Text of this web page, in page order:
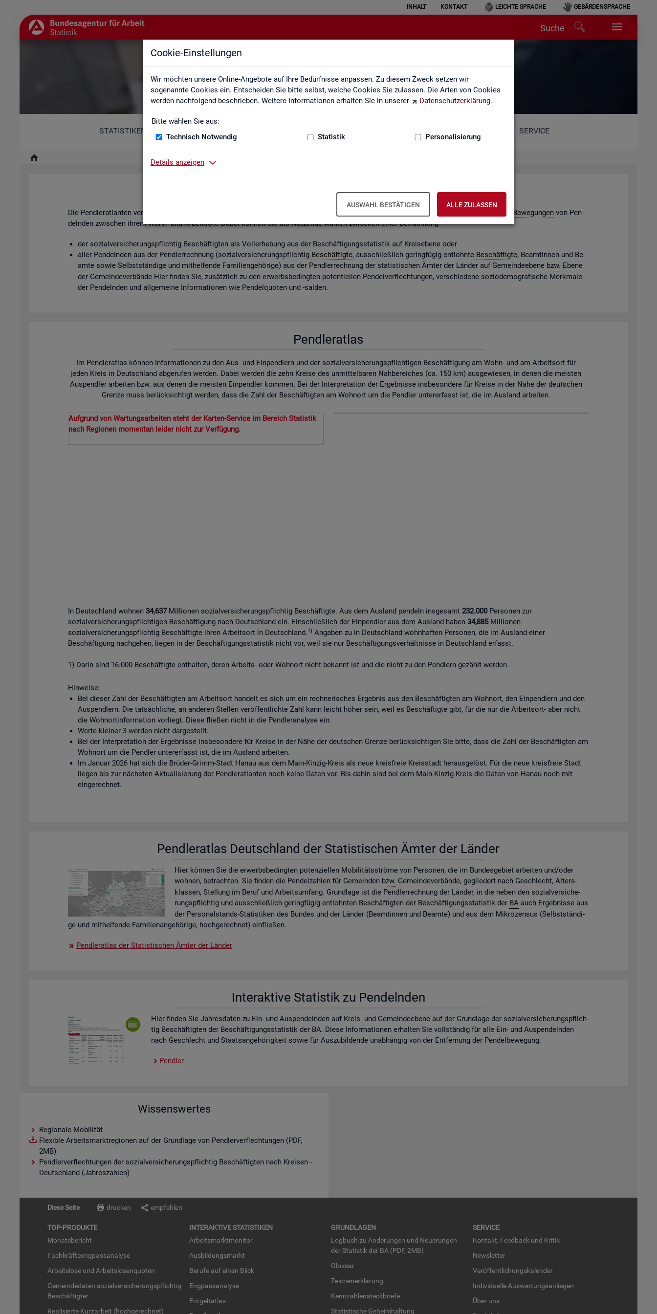
Cookie-Einstellungen
Wir möchten unsere Online-Angebote auf Ihre Bedürfnisse anpassen. Zu diesem Zweck setzen wir
sogenannte Cookies ein. Entscheiden Sie bitte selbst, welche Cookies Sie zulassen. Die Arten von Cookies
werden nachfolgend beschrieben. Weitere Informationen erhalten Sie in unserer
Datenschutzerklärung.
Bitte wählen Sie aus:
Technisch Notwendig
Statistik Personalisierung
Details anzeigen
AUSWAHL BESTÄTIGEN ALLE ZULASSEN
INHALT KONTAKT LEICHTE SPRACHE GEBÄRDENSPRACHE
Suche
Pendleratlas
STATISTIKEN SERVICE
Pend­ler­at­lan­ten für Krei­se und Ge­mein­den/Ge­mein­de­ver­bän­de
Die Pend­ler­at­lan­ten ver­an­schau­li­chen mit ihren Kar­ten­dar­stel­lun­gen auf leicht nach­voll­zieh­ba­re Weise die er­werbs­be­ding­ten po­ten­ti­el­len Be­we­gun­genvon Pen­
deln­den zwi­schen ihrem Wohn- undAr­beits­ort. Dabei kön­nen Sie als Nut­zen­de wäh­len zwi­schen einer Be­trach­tung
der so­zi­al­ver­si­che­rungs­pflich­tig Be­schäf­tig­ten als Vol­l­er­he­bung aus der Be­schäf­ti­gungs­sta­tis­tik auf Kreis­ebe­ne oder
aller Pen­deln­den aus der Pend­ler­rech­nung (so­zi­al­ver­si­che­rungs­pflich­tig Be­schäf­tig­te, aus­schlie­ß­lich ge­ring­fü­gig ent­lohn­te Be­schäf­tig­te, Be­am­tin­nen und Be­
am­te sowie Selbst­stän­di­ge und mit­hel­fen­de Fa­mi­li­en­ge­hö­ri­ge) aus der Pend­ler­rech­nung der sta­tis­ti­schen Ämter der Län­der auf Ge­mein­de­ebe­ne bzw. Ebene
der Ge­mein­de­ver­bän­de Hier fin­den Sie, zu­sätz­lich zu den er­werbs­be­ding­ten po­ten­ti­el­len Pen­del­ver­flech­tun­gen, ver­schie­de­ne so­zio­de­mo­gra­fi­sche Merk­ma­le
der Pen­deln­den und all­ge­mei­ne In­for­ma­tio­nen wie Pen­del­quo­ten und -sal­den.
Pendleratlas
Im Pendleratlas können Informationen zu den Aus- und Einpendlern und der sozialversicherungspflichtigen Beschäftigung am Wohn- und am Arbeitsort für
jeden Kreis in Deutschland abgerufen werden. Dabei werden die zehn Kreise des unmittelbaren Nahbereiches (ca. 150 km) ausgewiesen, in denen die meisten
Auspendler arbeiten bzw. aus denen die meisten Einpendler kommen. Bei der Interpretation der Ergebnisse insbesondere für Kreise in der Nähe der deutschen
Grenze muss berücksichtigt werden, dass die Zahl der Beschäftigten am Wohnort um die Pendler untererfasst ist, die im Ausland arbeiten.
Aufgrund von Wartungsarbeiten steht der Karten-Service im Bereich Statistik
nach Regionen momentan leider nicht zur Verfügung.
In Deutschland wohnen 34,637Millionen sozialversicherungspflichtig Beschäftigte. Aus dem Ausland pendeln insgesamt 232.000Personen zur
sozialversicherungspflichtigen Beschäftigung nach Deutschland ein. Einschließlich der Einpendler aus dem Ausland haben 34,885Millionen
sozialversicherungspflichtig Beschäftigte ihren Arbeitsort in Deutschland.1) Angaben zu in Deutschland wohnhaften Personen, die im Ausland einer
Beschäftigung nachgehen, liegen in der Beschäftigungsstatistik nicht vor, weil sie nur Beschäftigungsverhältnisse in Deutschland erfasst.
1) Darin sind 16.000 Beschäftigte enthalten, deren Arbeits- oder Wohnort nicht bekannt ist und die nicht zu den Pendlern gezählt werden.
Hinweise:
Bei dieser Zahl der Beschäftigten am Arbeitsort handelt es sich um ein rechnerisches Ergebnis aus den Beschäftigten am Wohnort, den Einpendlern und den
Auspendlern. Die tatsächliche, an anderen Stellen veröffentlichte Zahl kann leicht höher sein, weil es Beschäftigte gibt, für die nur die Arbeitsort- aber nicht
die Wohnortinformation vorliegt. Diese fließen nicht in die Pendleranalyse ein.
Werte kleiner 3 werden nicht dargestellt.
Bei der Interpretation der Ergebnisse insbesondere für Kreise in der Nähe der deutschen Grenze berücksichtigen Sie bitte, dass die Zahl der Beschäftigten am
Wohnort um die Pendler untererfasst ist, die im Ausland arbeiten.
Im Januar 2026 hat sich die Brüder-Grimm-Stadt Hanau aus dem Main-Kinzig-Kreis als neue kreisfreie Kreisstadt herausgelöst. Für die neue kreisfreie Stadt
liegen bis zur nächsten Aktualisierung der Pendleratlanten noch keine Daten vor. Bis dahin sind bei dem Main-Kinzig-Kreis die Daten von Hanau noch mit
eingerechnet.
Pend­ler­at­las Deutsch­land der Sta­tis­ti­schen Ämter der Län­der
Hier kön­nen Sie die er­werbs­be­ding­ten po­ten­zi­el­len Mo­bi­li­täts­strö­me von Per­so­nen, die im Bun­des­ge­biet ar­bei­ten und/oder
woh­nen, be­trach­ten. Sie fin­den die Pen­del­zah­len für Ge­mein­den bzw. Ge­mein­de­ver­bän­de, ge­glie­dert nach Ge­schlecht, Al­ters­
klas­sen, Stel­lung im Beruf und Ar­beits­um­fang. Grund­la­ge ist die Pend­ler­rech­nung der Län­der, in die neben den so­zi­al­ver­si­che­
rungs­pflich­tig und aus­schlie­ß­lich ge­ring­fü­gig ent­lohn­ten Be­schäf­tig­ten der Be­schäf­ti­gungs­sta­tis­tik der BAauch Er­geb­nis­se aus
der Per­so­nal­stands-Sta­tis­ti­ken des Bun­des und der Län­der (Be­am­tin­nen und Be­am­te) und aus dem Mi­kro­zen­sus (Selbst­stän­di­
ge und mit­hel­fen­de Fa­mi­li­en­an­ge­hö­ri­ge, hoch­ge­rech­net) ein­flie­ßen.
Pend­ler­at­las der Sta­tis­ti­schen Ämter der Län­der
In­ter­ak­ti­ve Sta­tis­tik zu Pen­deln­den
Hier fin­den Sie Jah­res­da­ten zu Ein- und Aus­pen­deln­den auf Kreis- und Ge­mein­de­ebe­ne auf der Grund­la­ge der so­zi­al­ver­si­che­rungs­pflich­
tig Be­schäf­tig­ten der Be­schäf­ti­gungs­sta­tis­tik der BA. Diese In­for­ma­tio­nen er­hal­ten Sie voll­stän­dig für alle Ein- und Aus­pen­deln­den
nach Ge­schlecht und Staats­an­ge­hö­rig­keit sowie für Aus­zu­bil­den­de un­ab­hän­gig von der Ent­fer­nung der Pen­del­be­we­gung.
Pend­ler
Wissenswertes
Regionale Mobilität
Flexible Arbeitsmarktregionen auf der Grundlage von Pendlerverflechtungen (PDF,
2MB)
Pendlerverflechtungen der sozialversicherungspflichtig Beschäftigten nach Kreisen -
Deutschland (Jahreszahlen)
Diese Seite drucken empfehlen
TOP-PRO­DUK­TE
Mo­nats­be­richt
Fach­kräf­te­eng­pass­ana­ly­se
Ar­beits­lo­se und Ar­beits­lo­sen­quo­ten
Ge­mein­de­da­ten so­zi­al­ver­si­che­rungs­pflich­tig
Be­schäf­tig­ter
Rea­li­sier­te Kurz­ar­beit (hoch­ge­rech­net)
IN­TER­AK­TI­VE STA­TIS­TI­KEN
Ar­beits­markt­mo­ni­tor
Aus­bil­dungs­markt
Be­ru­fe auf einen Blick
Eng­pass­ana­ly­se
Ent­gel­t­at­las
GRUND­LA­GEN
Log­buch zu Än­de­run­gen und Neue­run­gen
der Sta­tis­tik der BA (PDF, 2MB)
Glos­sar
Zei­chen­er­klä­rung
Kenn­zah­len­steck­brie­fe
Sta­tis­ti­sche Ge­heim­hal­tung
SER­VICE
Kon­takt, Feed­back und Kri­tik
News­let­ter
Ver­öf­fent­li­chungs­ka­len­der
In­di­vi­du­el­le Aus­wer­tungs­an­lie­gen
Über uns